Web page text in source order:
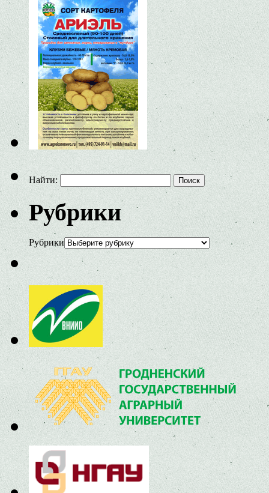
Найти:
Рубрики
Рубрики